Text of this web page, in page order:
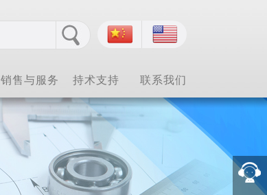
销售与服务 持术支持 联系我们